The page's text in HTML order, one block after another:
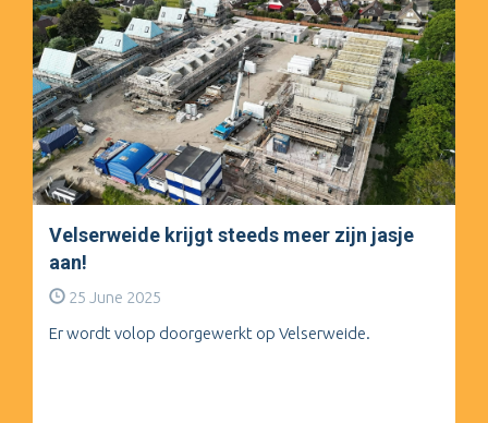
Velserweide krijgt steeds meer zijn jasje
aan!
25 June 2025
Er wordt volop doorgewerkt op Velserweide.